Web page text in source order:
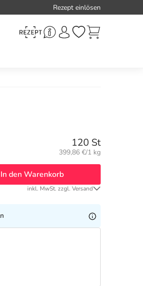
Rezept einlösen
120 St
Grundpreis:
399,86 €/1 kg
In den Warenkorb
inkl. MwSt. zzgl. Versand